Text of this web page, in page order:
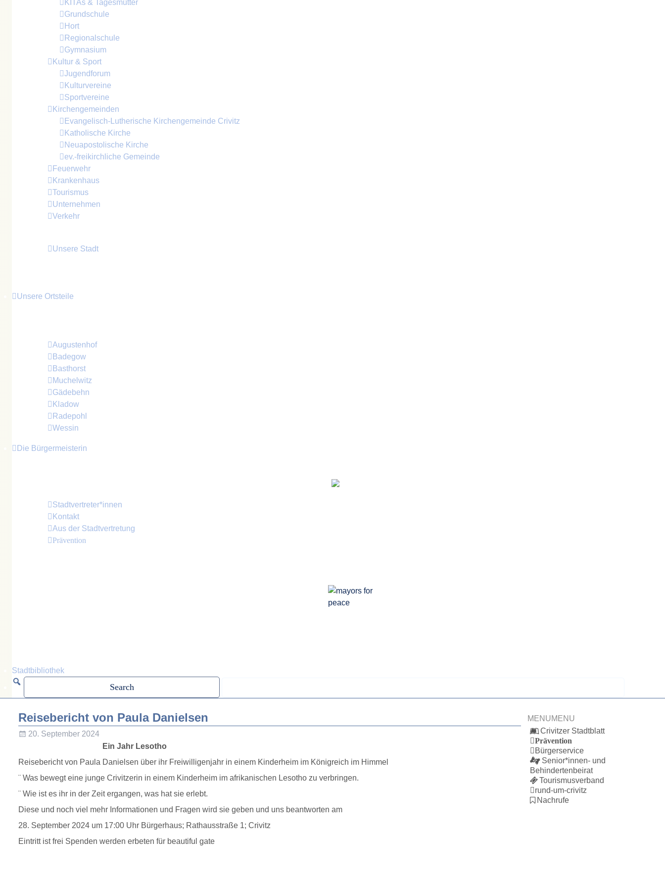
KITAs & Tagesmütter
Grundschule
Hort
Regionalschule
Gymnasium
Kultur & Sport
Jugendforum
Kulturvereine
Sportvereine
Kirchengemeinden
Evangelisch-Lutherische Kirchengemeinde Crivitz
Katholische Kirche
Neuapostolische Kirche
ev.-freikirchliche Gemeinde
Feuerwehr
Krankenhaus
Tourismus
Unternehmen
Verkehr
Unsere Stadt
Unsere Ortsteile
Augustenhof
Badegow
Basthorst
Muchelwitz
Gädebehn
Kladow
Radepohl
Wessin
Die Bürgermeisterin
Stadtvertreter*innen
Kontakt
Aus der Stadtvertretung
Prävention
Stadtbibliothek
Reisebericht von Paula Danielsen
20. September 2024
Ein Jahr Lesotho
Reisebericht von Paula Danielsen über ihr Freiwilligenjahr in einem Kinderheim im Königreich im Himmel
¨ Was bewegt eine junge Crivitzerin in einem Kinderheim im afrikanischen Lesotho zu verbringen.
¨ Wie ist es ihr in der Zeit ergangen, was hat sie erlebt.
Diese und noch viel mehr Informationen und Fragen wird sie geben und uns beantworten am
28. September 2024 um 17:00 Uhr Bürgerhaus; Rathausstraße 1; Crivitz
Eintritt ist frei Spenden werden erbeten für beautiful gate
MENUMENU
Crivitzer Stadtblatt
Prävention
Bürgerservice
Senior*innen- und
Behindertenbeirat
Tourismusverband
rund-um-crivitz
Nachrufe